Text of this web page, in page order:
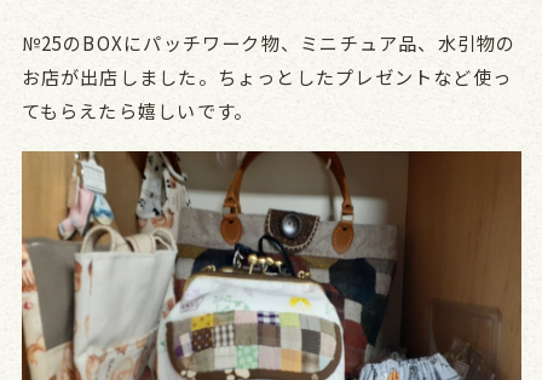
№25のBOXにパッチワーク物、ミニチュア品、水引物の
お店が出店しました。ちょっとしたプレゼントなど使っ
てもらえたら嬉しいです。